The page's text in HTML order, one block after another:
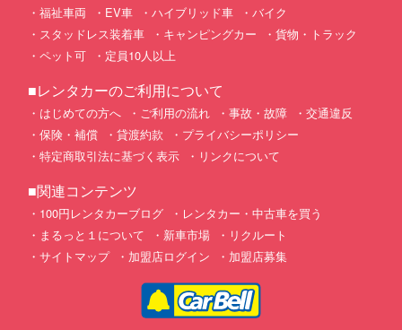
福祉車両
EV車 ハイブリッド車
バイク
スタッドレス装着車
キャンピングカー
貨物・トラック
ペット可
定員10人以上
■レンタカーのご利用について
はじめての方へ ご利用の流れ 事故・故障
交通違反
保険・補償
貸渡約款
プライバシーポリシー
特定商取引法に基づく表示
リンクについて
■関連コンテンツ
100円レンタカーブログ
レンタカー・中古車を買う
まるっと１について
新車市場
リクルート
サイトマップ
加盟店ログイン 加盟店募集